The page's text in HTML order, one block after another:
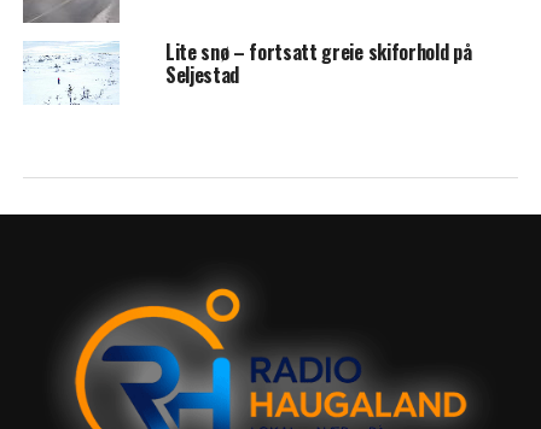
Lite snø – fortsatt greie skiforhold på
Seljestad